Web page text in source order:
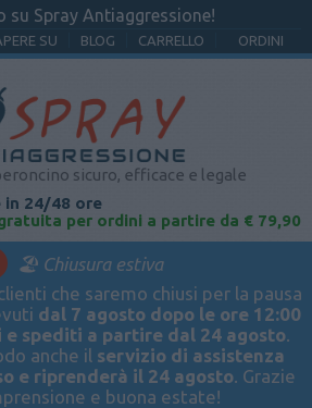
su Spray Antiaggressione!
SU BLOG CARRELLO ORDINI
sicuro, efficace e legale
in 24/48 ore
per ordini a partire da € 79,90
🏖️ Chiusura estiva
che saremo chiusi per la pausa
dal 7 agosto dopo le ore 12:00
e spediti a partire dal 24 agosto.
anche il servizio di assistenza
e riprenderà il 24 agosto. Grazie
e buona estate!